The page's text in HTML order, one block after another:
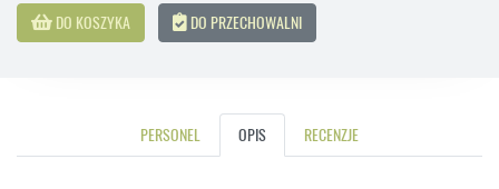
DO KOSZYKA DO PRZECHOWALNI
PERSONEL OPIS RECENZJE